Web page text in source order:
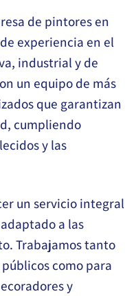
de pintores en
experiencia en el
industrial y de
un equipo de más
que garantizan
cumpliendo
y las
un servicio integral
a las
Trabajamos tanto
como para
y